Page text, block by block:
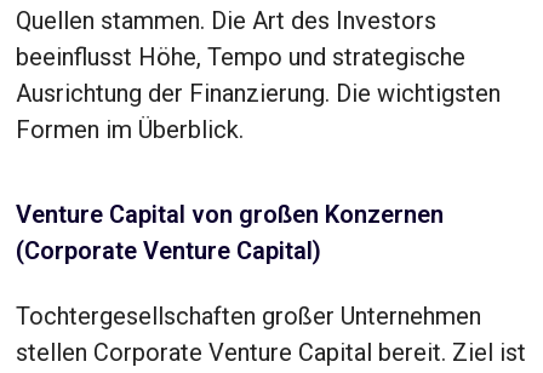
Quellen stammen. Die Art des Investors
beeinflusst Höhe, Tempo und strategische
Ausrichtung der Finanzierung. Die wichtigsten
Formen im Überblick.
Venture Capital von großen Konzernen
(Corporate Venture Capital)
Tochtergesellschaften großer Unternehmen
stellen Corporate Venture Capital bereit. Ziel ist